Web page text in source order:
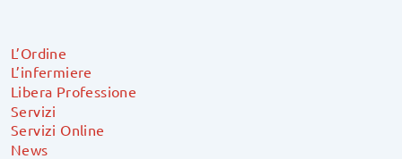
L’Ordine
L’infermiere
Libera Professione
Servizi
Servizi Online
News